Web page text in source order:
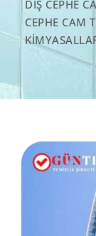
DIŞ CEPHE
CEPHE CAM